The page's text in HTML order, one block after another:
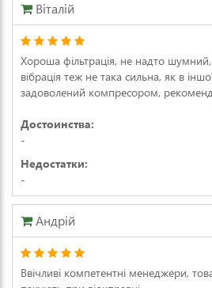
Віталій
Хороша фільтрація, не надто шумний,
вібрація теж не така сильна, як в
задоволений компресором,
Достоинства:
-
Недостатки:
-
Андрій
Ввічливі компетентні менеджери,